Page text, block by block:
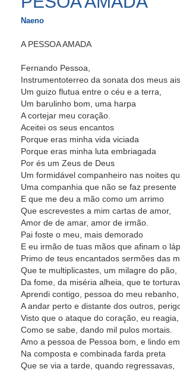
Naeno
A PESSOA AMADA
Fernando Pessoa,
Instrumentoterreo da sonata dos meus ais
Um guizo flutua entre o céu e a terra,
Um barulinho bom, uma harpa
A cortejar meu coração.
Aceitei os seus encantos
Porque eras minha vida viciada
Porque eras minha luta embriagada
Por és um Zeus de Deus
Um formidável companheiro nas noites
Uma companhia que não se faz presente
E que me deu a mão como um arrimo
Que escrevestes a mim cartas de amor,
Amor de de amar, amor de irmão.
Pai foste o meu, mais demorado
E eu irmão de tuas mãos que afinam o
Primo de teus encantados sermões das
Que te multiplicastes, um milagre do pão,
Da fome, da miséria alheia, que te
Aprendi contigo, pessoa do meu rebanho,
A andar perto e distante dos outros,
Visto que o ataque do coração, eu reagia,
Como se sabe, dando mil pulos mortais.
Amo a pessoa de Pessoa bom, e lindo
Na composta e combinada farda preta
Que se via a tarde, quando regressavas,